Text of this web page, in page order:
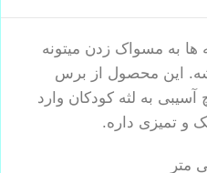
به مسواک زدن میتونه
این محصول از برس
به لثه کودکان وارد
و تمیزی داره.